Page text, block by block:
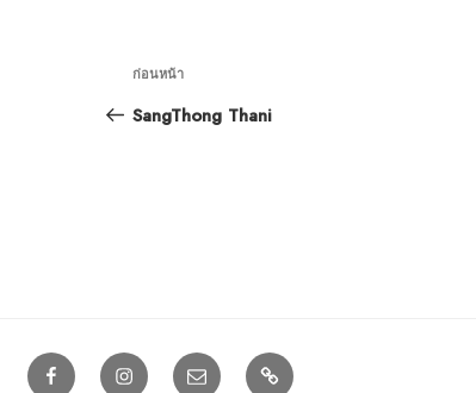
เมนู
นำทาง
เรื่อง
ก่อน
ก่อนหน้า
SangThong Thani
FacebookInstagrame-
Line